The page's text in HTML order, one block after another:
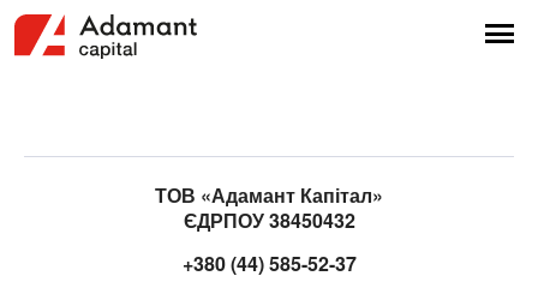
ТОВ «Адамант Капітал»
ЄДРПОУ 38450432
+380 (44) 585-52-37